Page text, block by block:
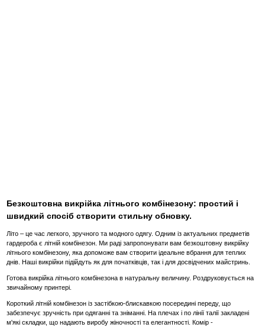
Безкоштовна викрійка літнього комбінезону: простий і
швидкий спосіб створити стильну обновку.
Літо – це час легкого, зручного та модного одягу. Одним із актуальних предметів
гардероба є літній комбінезон. Ми раді запропонувати вам безкоштовну викрійку
літнього комбінезону, яка допоможе вам створити ідеальне вбрання для теплих
днів. Наші викрійки підійдуть як для початківців, так і для досвідчених майстринь.
Готова викрійка літнього комбінезона в натуральну величину. Роздруковується на
звичайному принтері.
Короткий літній комбінезон із застібкою-блискавкою посередині переду, що
забезпечує зручність при одяганні та зніманні. На плечах і по лінії талії закладені
м'які складки, що надають виробу жіночності та елегантності. Комір -